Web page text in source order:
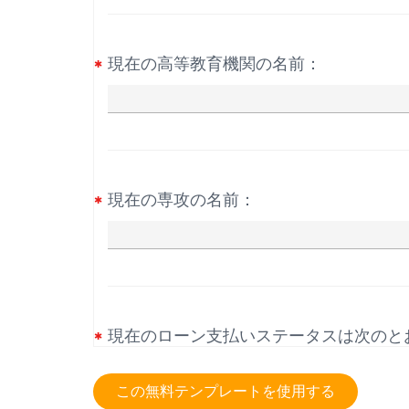
現在の高等教育機関の名前：
現在の専攻の名前：
現在のローン支払いステータスは次のと
Your current loan payment status is:
この無料テンプレートを使用する